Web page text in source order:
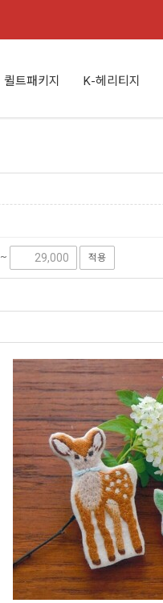
퀼트패키지 K-헤리티지
~ 적용